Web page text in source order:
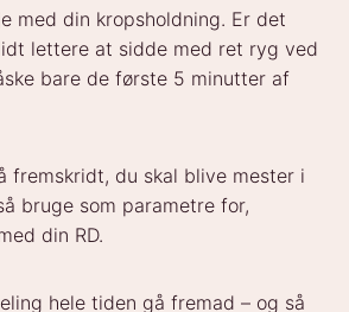
med din kropsholdning. Er det
lettere at sidde med ret ryg ved
bare de første 5 minutter af
fremskridt, du skal blive mester i
bruge som parametre for,
din RD.
hele tiden gå fremad – og så